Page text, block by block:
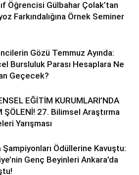
Öğrencisi Gülbahar Çolak’tan
Farkındalığına Örnek Seminer
Gözü Temmuz Ayında:
Bursluluk Parası Hesaplara Ne
Geçecek?
EĞİTİM KURUMLARI’NDA
ŞÖLENİ! 27. Bilimsel Araştırma
Yarışması
Şampiyonları Ödüllerine Kavuştu:
Genç Beyinleri Ankara’da